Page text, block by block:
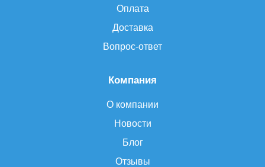
Компания
О компании
Новости
Блог
Отзывы
Оплата
Доставка
Вопрос-ответ